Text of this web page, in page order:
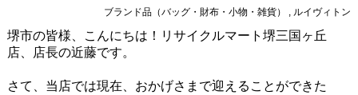
ブランド品（バッグ・財布・小物・雑貨） , ルイヴィトン
堺市の皆様、こんにちは！リサイクルマート堺三国ヶ丘
店、店長の近藤です。
さて、当店では現在、おかげさまで迎えることができた